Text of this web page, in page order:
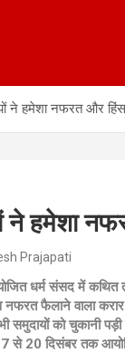
ने हमेशा नफरत और
ने हमेशा
Prajapati
धर्म संसद में
व नफरत फैलाने वाला
को चुकानी पड़ी
में 17 से 20 दिसंबर तक